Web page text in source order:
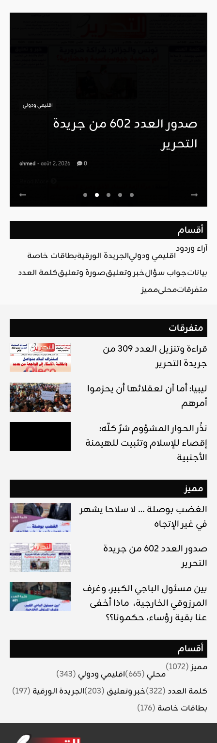
اقليمي ودولي
صدور العدد 602 من جريدة
التحرير
ahmed - août 2, 2026 0
أقسام
آراء وردود
اقليمي ودوليالجريدة الورقيةبطاقات خاصة
بياناتجواب سؤالخبر وتعليقصورة وتعليقكلمة العدد
متفرقاتمحليمميز
متفرقات
قراءة وتنزيل العدد 309 من
جريدة التحرير
ليبيا: أما آن لعقلائها أن يحزموا
أمرهم
نذُر الحوار المشؤوم شرٌ كلّه:
إقصاء للإسلام وتثبيت للهيمنة
الأجنبية
مميز
الغضب بوصلة … لا سلاحا يشهر
في غير الإتجاه
صدور العدد 602 من جريدة
التحرير
بين مسئول الباجي الكبير، وغرف
المرزوقي الخارجية، ماذا أخفى
عنا بقية رؤساء، حكمونا؟؟
أقسام
مميز(1072)
محلي (665) اقليمي ودولي (343)
كلمة العدد (322) خبر وتعليق (203) الجريدة الورقية (197)
بطاقات خاصة (176)